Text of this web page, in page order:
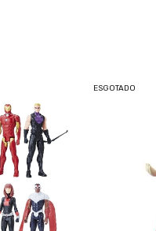
ESGOTADO